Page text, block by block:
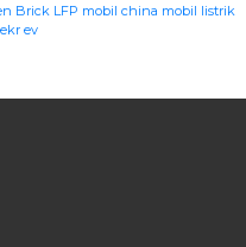
Brick LFP mobil china mobil listrik
ev